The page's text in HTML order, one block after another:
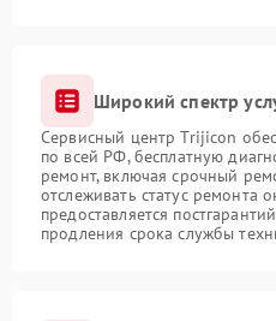
Широкий спектр
Сервисный центр Trijicon
по всей РФ, бесплатную
ремонт, включая срочный
отслеживать статус ремонта
предоставляется
продления срока службы